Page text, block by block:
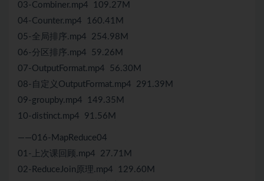
03-Combiner.mp4 109.27M
04-Counter.mp4 160.41M
05-全局排序.mp4 254.98M
06-分区排序.mp4 59.26M
07-OutputFormat.mp4 56.30M
08-自定义OutputFormat.mp4 291.39M
09-groupby.mp4 149.35M
10-distinct.mp4 91.56M
——016-MapReduce04
01-上次课回顾.mp4 27.71M
02-ReduceJoin原理.mp4 129.60M